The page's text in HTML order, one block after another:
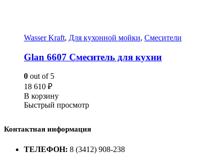
Wasser Kraft, Для кухонной мойки, Смесители
Glan 6607 Смеситель для кухни
0 out of 5
18 610 ₽
В корзину
Быстрый просмотр
Контактная информация
ТЕЛЕФОН: 8 (3412) 908-238